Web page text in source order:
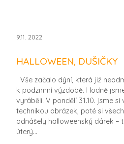
9.11. 2022
HALLOWEEN, DUŠIČKY
Vše začalo dýní, která již
k podzimní výzdobě. Hodně
vyráběli. V pondělí 31.10. jsme
technikou obrázek, poté si
odnášely halloweenský dárek –
úterý...